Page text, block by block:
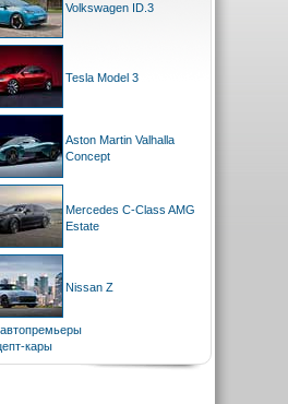
Volkswagen ID.3
Tesla Model 3
Aston Martin Valhalla
Concept
Mercedes C-Class AMG
Estate
Nissan Z
кары